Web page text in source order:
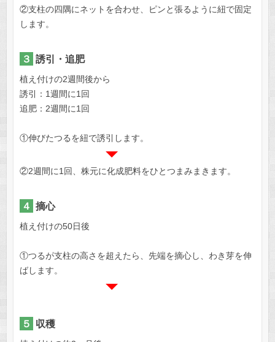
②支柱の四隅にネットを合わせ、ピンと張るように紐で固定
します。
３ 誘引・追肥
植え付けの2週間後から
誘引：1週間に1回
追肥：2週間に1回
①伸びたつるを紐で誘引します。
②2週間に1回、株元に化成肥料をひとつまみまきます。
４ 摘心
植え付けの50日後
①つるが支柱の高さを超えたら、先端を摘心し、わき芽を伸
ばします。
５ 収穫